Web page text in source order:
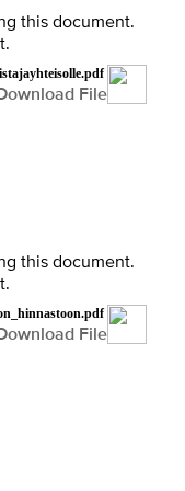
this document.
File
this document.
File